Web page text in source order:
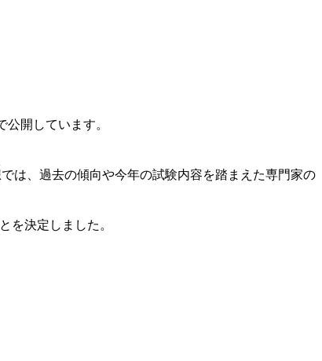
開しています。
は、過去の傾向や今年の試験内容を踏まえた専門家の
を決定しました。